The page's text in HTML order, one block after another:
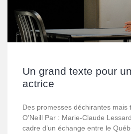
Un grand texte pour
actrice
Des promesses déchirantes mais
O’Neill Par : Marie-Claude
cadre d’un échange entre le